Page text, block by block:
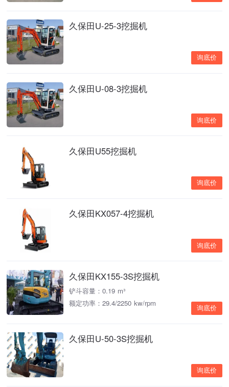
久保田U-25-3挖掘机
询底价
久保田U-08-3挖掘机
询底价
久保田U55挖掘机
询底价
久保田KX057-4挖掘机
询底价
久保田KX155-3S挖掘机
铲斗容量：0.19 m³
额定功率：29.4/2250 kw/rpm
询底价
久保田U-50-3S挖掘机
询底价